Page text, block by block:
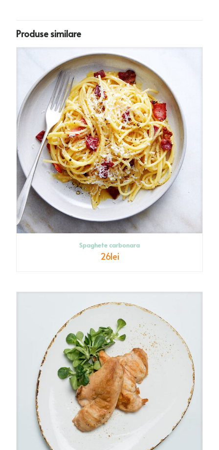
Produse similare
Spaghete carbonara
26lei